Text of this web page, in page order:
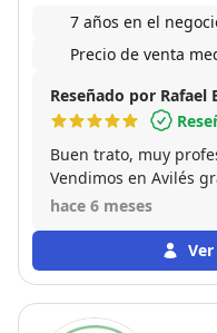
7 años en el
Precio de venta
Reseñado por Rafael
Buen trato, muy
Vendimos en Avilés
aconsejó y fue mas
hace 6 meses